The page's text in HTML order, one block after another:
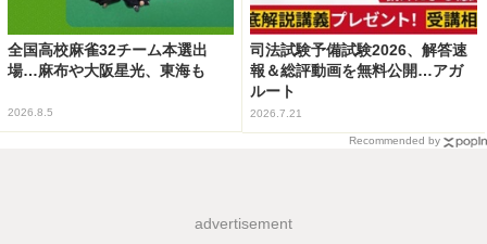
全国高校麻雀32チーム本選出
場…麻布や大阪星光、東海も
2026.8.5
司法試験予備試験2026、解答速
報＆総評動画を無料公開…アガ
ルート
2026.7.21
Recommended by
advertisement